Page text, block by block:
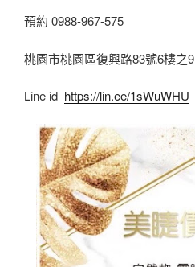
預約 0988-967-575
桃園市桃園區復興路83號6樓之9
Line id https://lin.ee/1sWuWHU